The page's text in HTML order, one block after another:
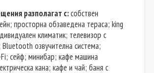
разполагат с:собствен
просторна обзаведена тераса; king
климатик; телевизор с
Bluetooth озвучителна система;
Fi; сейф; минибар; кафе машина
кана; кафе и чай; баня с